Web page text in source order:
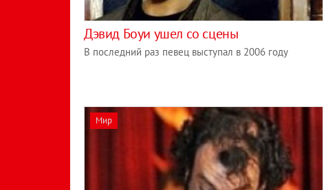
Дэвид Боуи ушел со сцены
В последний раз певец выступал в 2006 году
Мир